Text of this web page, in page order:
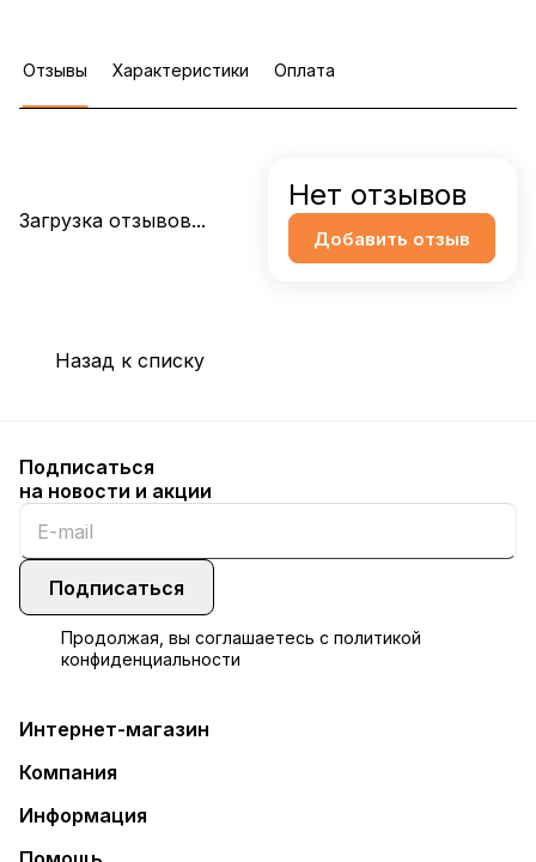
Отзывы Характеристики Оплата
Загрузка отзывов...
Нет отзывов
Добавить отзыв
Назад к списку
Подписаться
на новости и акции
Подписаться
Продолжая, вы соглашаетесь с политикой
конфиденциальности
Интернет-магазин
Компания
Информация